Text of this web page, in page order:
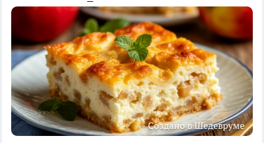
Создано в Шедевруме